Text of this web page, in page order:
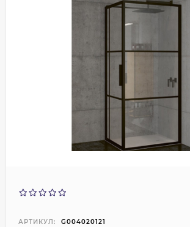
АРТИКУЛ: G004020121